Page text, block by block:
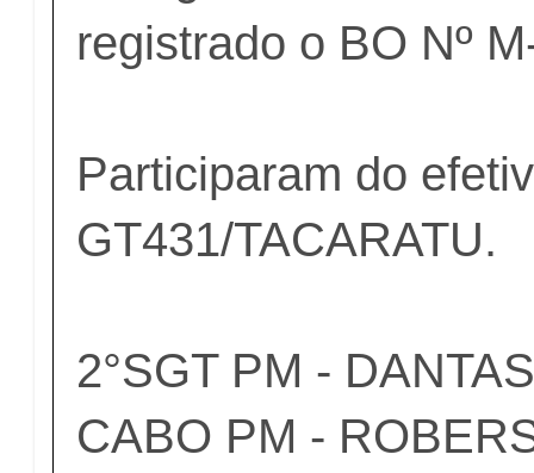
registrado o BO Nº
Participaram do
GT431/TACARATU.
2°SGT PM -
CABO PM -